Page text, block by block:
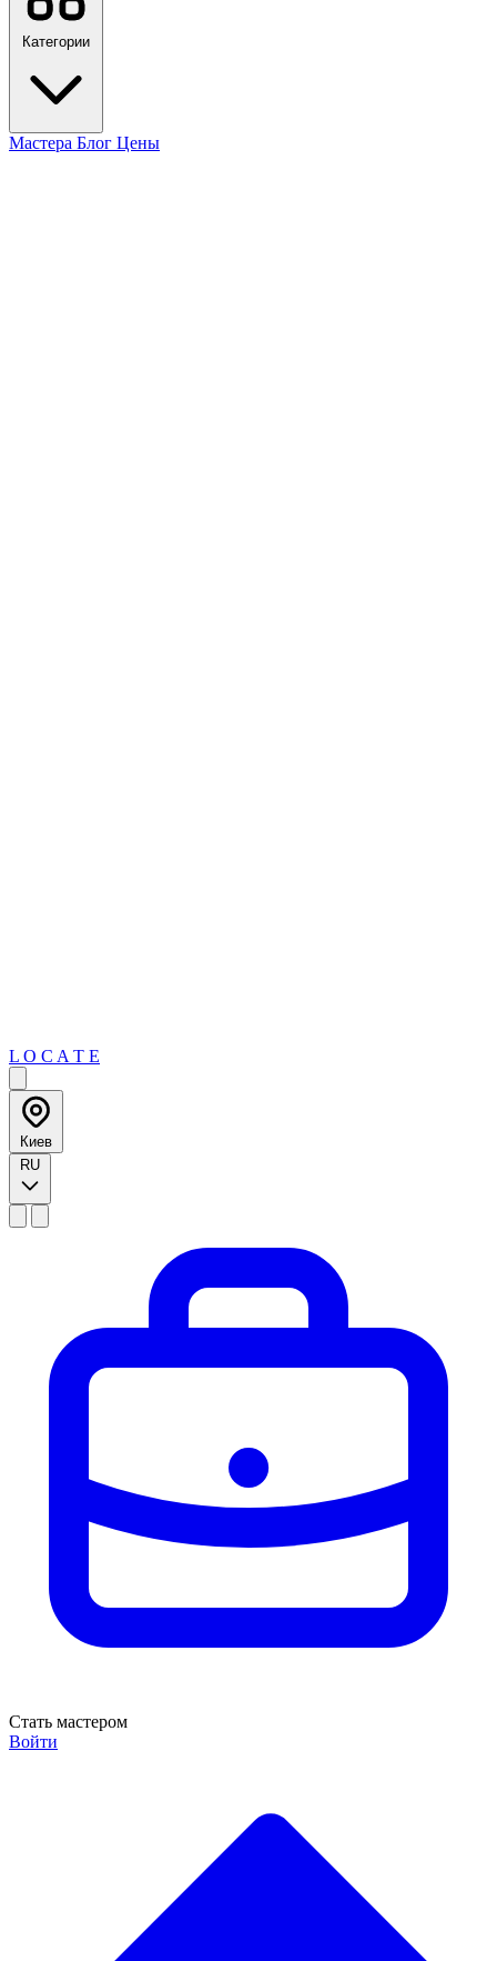
Категории
Мастера Блог Цены
L O C A T E
Киев
RU
Стать мастером
Войти